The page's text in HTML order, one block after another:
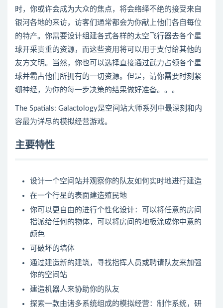
时，你或许会成为大众的焦点，将会络绎不绝的接受来自
银河各地的来访，访客们通常都会为你献上他们各自每位
的特产。你需要设计组建各式各样的太空飞行器去各个星
球开采贵重的资源，而这些资用将可以用于支付给其他的
友方文明。当然，你也可以选择直接通过武力占领各个星
球并霸占他们所拥有的一切资源。但是，请你需要时刻紧
绷神经，为你的每一步决策的结果做好准备。。。
The Spatials: Galactology是空间站大师系列中最深刻和内
容最为详尽的模拟经营游戏。
主要特性
设计一个空间站并观察你的队友如何实时地进行建造
在一个行星的表面建造殖民地
你可以更自由的进行个性化设计：可以将任意的房间
指派给任何的物体，可以将房间的地板涂成你中意的
颜色
可破坏的墙体
通过建造新的建筑，寻找指挥人员或聘请队友来加强
你的空间站
建造机器人来协助你的队友
探索一款由诸多系统组成的模拟经营：制作系统，研